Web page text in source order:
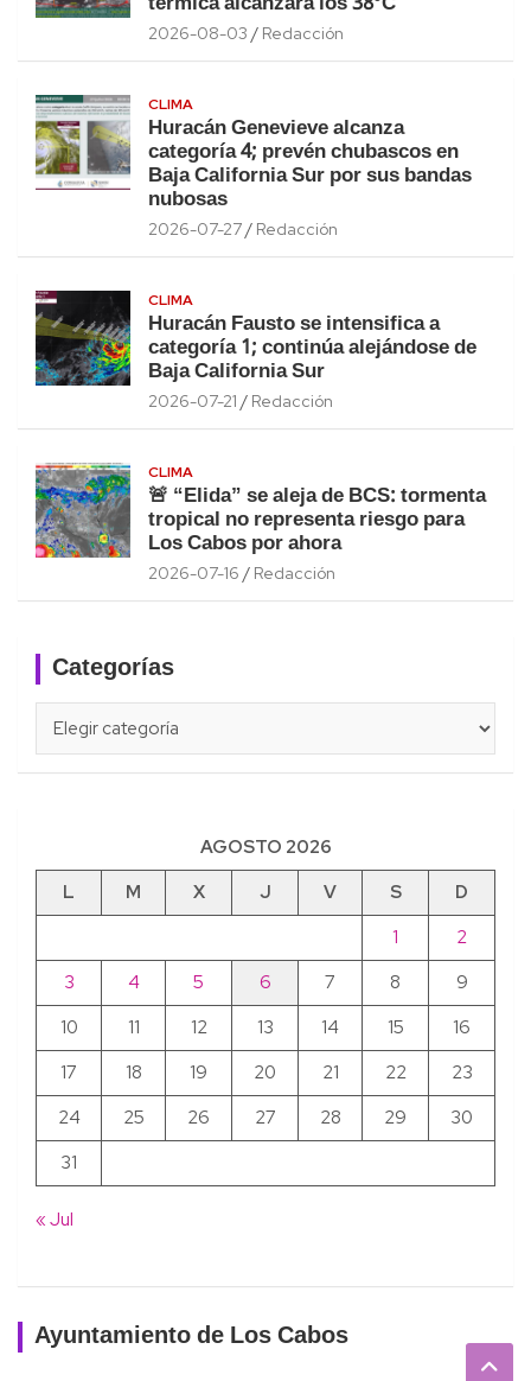
2026-08-03 Redacción
CLIMA
Huracán Genevieve alcanza
categoría 4; prevén chubascos en
Baja California Sur por sus bandas
nubosas
2026-07-27 Redacción
CLIMA
Huracán Fausto se intensifica a
categoría 1; continúa alejándose de
Baja California Sur
2026-07-21 Redacción
CLIMA
🚨 “Elida” se aleja de BCS: tormenta
tropical no representa riesgo para
Los Cabos por ahora
2026-07-16 Redacción
Categorías
AGOSTO 2026
L
M X J V S
D
1
2
3
4 5 6 7 8
9
10
11 12 13 14 15
16
17
18 19 20 21 22
23
24
25 26 27 28 29
30
31
« Jul
Ayuntamiento de Los Cabos